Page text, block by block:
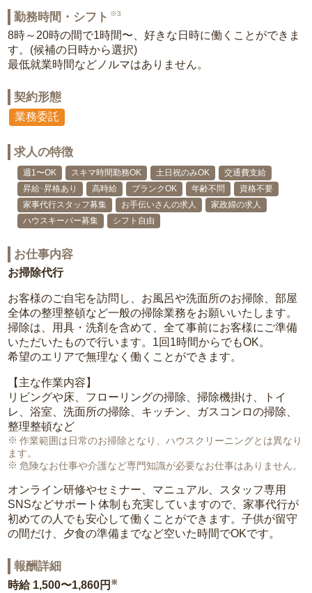
勤務時間・シフト ※3
8時～20時の間で1時間〜、好きな日時に働くことができま
す。(候補の日時から選択)
最低就業時間などノルマはありません。
契約形態
業務委託
求人の特徴
週1〜OK スキマ時間勤務OK 土日祝のみOK
交通費支給
昇給･昇格あり
高時給 ブランクOK 年齢不問
資格不要
家事代行スタッフ募集
お手伝いさんの求人
家政婦の求人
ハウスキーパー募集
シフト自由
お仕事内容
お掃除代行
お客様のご自宅を訪問し、お風呂や洗面所のお掃除、部屋
全体の整理整頓など一般の掃除業務をお願いいたします。
掃除は、用具・洗剤を含めて、全て事前にお客様にご準備
いただいたもので行います。1回1時間からでもOK。
希望のエリアで無理なく働くことができます。
【主な作業内容】
リビングや床、フローリングの掃除、掃除機掛け、トイ
レ、浴室、洗面所の掃除、キッチン、ガスコンロの掃除、
整理整頓など
作業範囲は日常のお掃除となり、ハウスクリーニングとは異なり
ます。
危険なお仕事や介護など専門知識が必要なお仕事はありません。
オンライン研修やセミナー、マニュアル、スタッフ専用
SNSなどサポート体制も充実していますので、家事代行が
初めての人でも安心して働くことができます。子供が留守
の間だけ、夕食の準備までなど空いた時間でOKです。
報酬詳細
時給 1,500〜1,860円 ※